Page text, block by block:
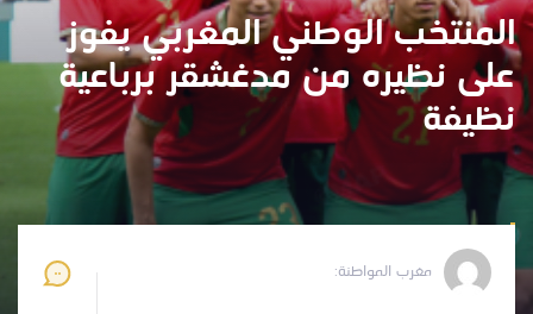
المنتخب الوطني المغربي يفوز
على نظيره من مدغشقر برباعية
نظيفة
مغرب المواطنة: